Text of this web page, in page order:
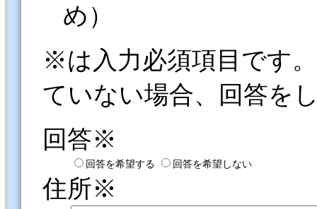
め）
※は入力必須項目です
ていない場合、回答を
回答※
回答を希望する 回答を希望しない
住所※